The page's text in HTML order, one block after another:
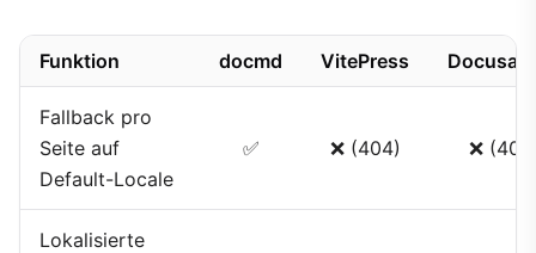
Funktion docmd VitePress
Fallback pro
Seite auf
Default-Locale
✅ ❌ (404) ❌
Lokalisierte